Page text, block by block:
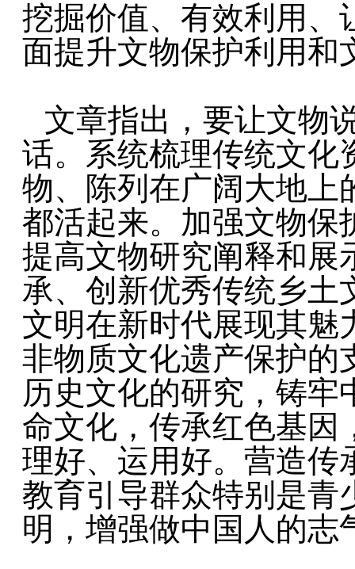
挖掘价值、有效利用、
面提升文物保护利用和
文章指出，要让文物
话。系统梳理传统文化
物、陈列在广阔大地上
都活起来。加强文物保
提高文物研究阐释和展
承、创新优秀传统乡土
文明在新时代展现其魅
非物质文化遗产保护的
历史文化的研究，铸
命文化，传承红色基因
理好、运用好。营造传
教育引导群众特别是青
明，增强做中国人的志